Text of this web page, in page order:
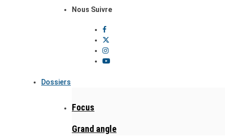
Nous Suivre
Dossiers
Focus
Grand angle